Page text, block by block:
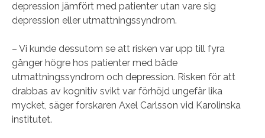
depression jämfört med patienter utan vare sig
depression eller utmattningssyndrom.
– Vi kunde dessutom se att risken var upp till fyra
gånger högre hos patienter med både
utmattningssyndrom och depression. Risken för att
drabbas av kognitiv svikt var förhöjd ungefär lika
mycket, säger forskaren Axel Carlsson vid Karolinska
institutet.